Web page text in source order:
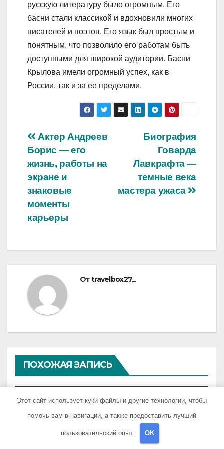
русскую литературу было огромным. Его
басни стали классикой и вдохновили многих
писателей и поэтов. Его язык был простым и
понятным, что позволило его работам быть
доступными для широкой аудитории. Басни
Крылова имели огромный успех, как в
России, так и за ее пределами.
Навигация
по
записям
Биография
Говарда
Лавкрафта —
темные века
мастера ужаса
Актер Андреев
Борис — его
жизнь, работы на
экране и
знаковые
моменты
карьеры
Отtravelbox27_
ПОХОЖАЯ ЗАПИСЬ
Состав и биография
Этот сайт использует куки-файлы и другие технологии, чтобы
помочь вам в навигации, а также предоставить лучший
пользовательский опыт. OK